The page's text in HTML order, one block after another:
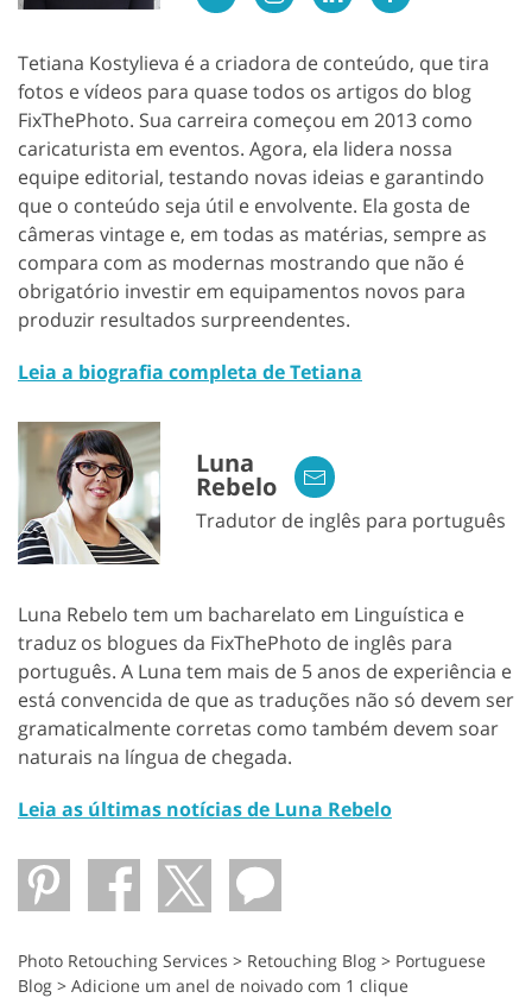
Tetiana Kostylieva é a criadora de conteúdo, que tira
fotos e vídeos para quase todos os artigos do blog
FixThePhoto. Sua carreira começou em 2013 como
caricaturista em eventos. Agora, ela lidera nossa
equipe editorial, testando novas ideias e garantindo
que o conteúdo seja útil e envolvente. Ela gosta de
câmeras vintage e, em todas as matérias, sempre as
compara com as modernas mostrando que não é
obrigatório investir em equipamentos novos para
produzir resultados surpreendentes.
Leia a biografia completa de Tetiana
Luna
Rebelo
Tradutor de inglês para português
Luna Rebelo tem um bacharelato em Linguística e
traduz os blogues da FixThePhoto de inglês para
português. A Luna tem mais de 5 anos de experiência e
está convencida de que as traduções não só devem ser
gramaticalmente corretas como também devem soar
naturais na língua de chegada.
Leia as últimas notícias de Luna Rebelo
Photo Retouching Services > Retouching Blog > Portuguese
Blog > Adicione um anel de noivado com 1 clique